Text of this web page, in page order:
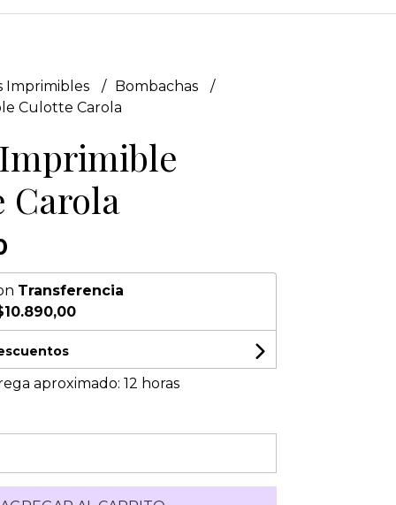
Imprimibles
Bombachas
Culotte Carola
Carola
Transferencia
aproximado: 12 horas